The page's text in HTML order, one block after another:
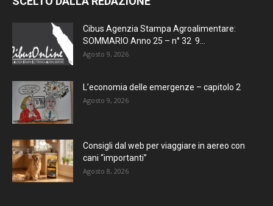
Cibus Agenzia Stampa Agroalimentare:
SOMMARIO Anno 25 – n° 32 9...
Agosto 9, 2026
L’economia delle emergenze – capitolo 2
Agosto 9, 2026
Consigli dal web per viaggiare in aereo con
cani “importanti”
Agosto 8, 2026